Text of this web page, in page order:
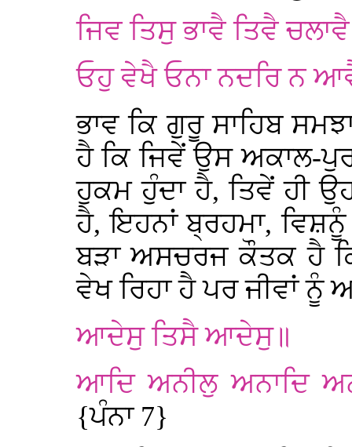
ਜਿਵ ਤਿਸੁ ਭਾਵੈ ਤਿਵੈ
ਓਹੁ ਵੇਖੈ ਓਨਾ ਨਦਰਿ ਨ
ਭਾਵ ਕਿ ਗੁਰੂ ਸਾਹਿਬ
ਹੈ ਕਿ ਜਿਵੇਂ ਉਸ ਅਕਾਲ-
ਹੁਕਮ ਹੁੰਦਾ ਹੈ, ਤਿਵੇਂ ਹੀ
ਹੈ, ਇਹਨਾਂ ਬ੍ਰਹਮਾ,
ਬੜਾ ਅਸਚਰਜ ਕੌਤਕ ਹੈ
ਵੇਖ ਰਿਹਾ ਹੈ ਪਰ ਜੀਵਾਂ ਨੂੰ
ਆਦੇਸੁ ਤਿਸੈ ਆਦੇਸੁ॥
ਆਦਿ ਅਨੀਲੁ ਅਨਾਦਿ
{ਪੰਨਾ 7}